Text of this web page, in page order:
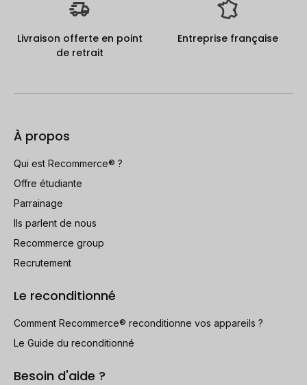
Livraison offerte en point
de retrait
Entreprise française
À propos
Qui est Recommerce® ?
Offre étudiante
Parrainage
Ils parlent de nous
Recommerce group
Recrutement
Le reconditionné
Comment Recommerce® reconditionne vos appareils ?
Le Guide du reconditionné
Besoin d'aide ?